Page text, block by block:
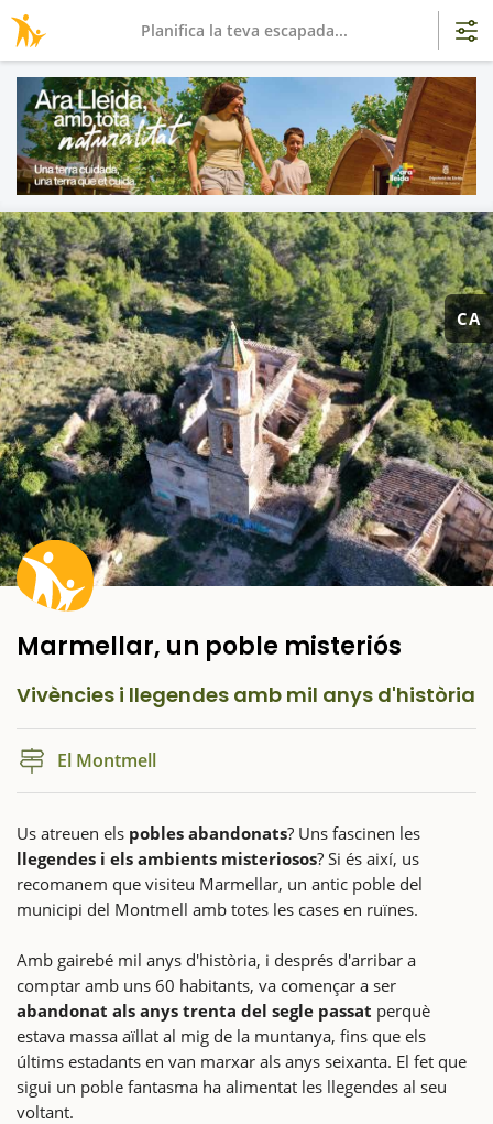
CA
Marmellar, un poble misteriós
Vivències i llegendes amb mil anys d'història
El Montmell
Us atreuen els pobles abandonats? Uns fascinen les
llegendes i els ambients misteriosos? Si és així, us
recomanem que visiteu Marmellar, un antic poble del
municipi del Montmell amb totes les cases en ruïnes.
Amb gairebé mil anys d'història, i després d'arribar a
comptar amb uns 60 habitants, va començar a ser
abandonat als anys trenta del segle passat perquè
estava massa aïllat al mig de la muntanya, fins que els
últims estadants en van marxar als anys seixanta. El fet que
sigui un poble fantasma ha alimentat les llegendes al seu
voltant.
Planifica la teva escapada...